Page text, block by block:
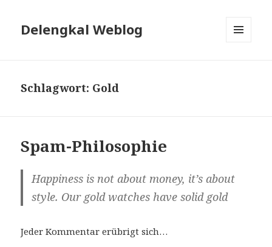
Delengkal Weblog
Schlagwort: Gold
Spam-Philosophie
Happiness is not about money, it’s about
style. Our gold watches have solid gold
Jeder Kommentar erübrigt sich…